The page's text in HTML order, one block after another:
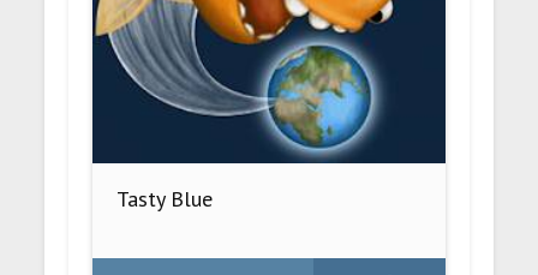
Tasty Blue